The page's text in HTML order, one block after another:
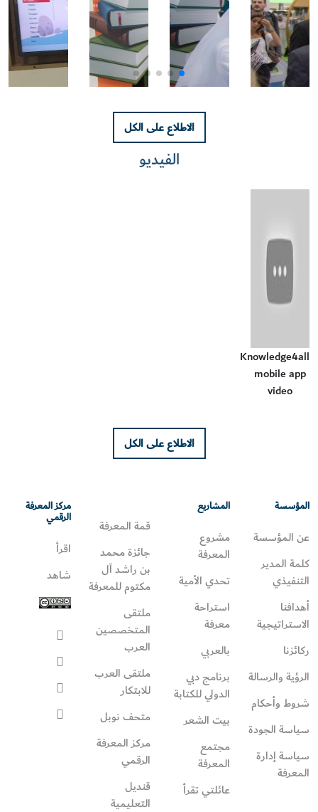
الاطلاع على الكل
الفيديو
Knowledge4all
mobile app
video
الاطلاع على الكل
المؤسسة
عن المؤسسة
كلمة المدير
التنفيذي
أهدافنا
الاستراتيجية
ركائزنا
الرؤية والرسالة
شروط وأحكام
سياسة الجودة
سياسة إدارة
المعرفة
المشاريع
مشروع
المعرفة
تحدي الأمية
استراحة
معرفة
بالعربي
برنامج دبي
الدولي للكتابة
بيت الشعر
مجتمع
المعرفة
عائلتي تقرأ‎
قمة المعرفة
جائزة محمد
بن راشد آل
مكتوم للمعرفة
ملتقى
المتخصصين
العرب
ملتقى العرب
للابتكار
متحف نوبل
مركز المعرفة
الرقمي
قنديل
التعليمية
مركز المعرفة
الرقمي
اقرأ
شاهد